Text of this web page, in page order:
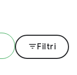
filter_listFiltri